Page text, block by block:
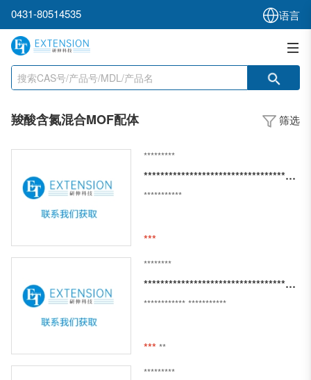
0431-80514535 语言
羧酸含氮混合MOF配体 筛选
*********
*****************************************
***********
***
********
***********************************************************
************ ***********
*** **
*********